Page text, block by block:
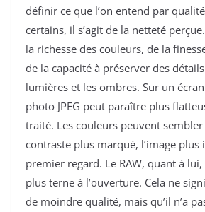
définir ce que l’on entend par
certains, il s’agit de la netteté
la richesse des couleurs, de la
de la capacité à préserver des
lumières et les ombres. Sur un
photo JPEG peut paraître plus
traité. Les couleurs peuvent
contraste plus marqué, l’image plus
premier regard. Le RAW, quant à
plus terne à l’ouverture. Cela ne
de moindre qualité, mais qu’il n’a